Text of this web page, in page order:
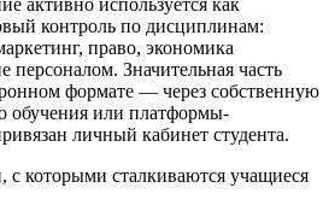
активно используется как
контроль по дисциплинам:
право, экономика
персоналом. Значительная часть
формате — через собственную
обучения или платформы-
личный кабинет студента.
с которыми сталкиваются учащиеся